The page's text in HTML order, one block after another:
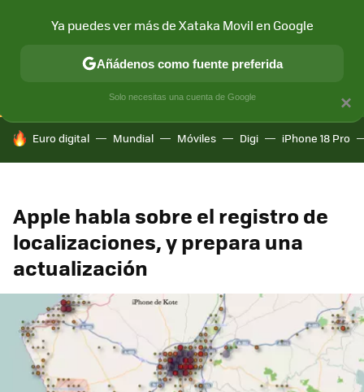
CONECTIVIDAD MÓVIL Y SOCIEDAD APLICACIONES
HOY SE HABLA DE
Euro digital Mundial Móviles Digi iPhone 18 Pro
Apple habla sobre el registro de
localizaciones, y prepara una
actualización
×
Ya puedes ver más de Xataka Movil en Google
Añádenos como fuente preferida
Solo necesitas una cuenta de Google